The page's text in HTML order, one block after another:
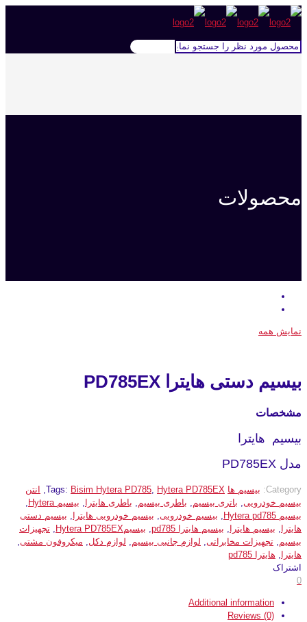
محصولات
نمایش همه
بیسیم دستی هایترا PD785EX
مشخصات
بیسیم هایترا
مدل PD785EX
Category: بیسیم ها Tags: Bisim Hytera PD785, Hytera PD785EX
,
انتن
بیسیم خودرویی, باتری بیسیم, باطری بیسیم, باطری هایترا , بیسیم Hytera
,
بیسیم Hytera pd785
, بیسیم خودرویی, بیسیم خودرویی هایترا , بیسیم دستی
هایترا , بیسیم هایترا , بیسیم هایترا pd785 , بیسیمHytera PD785EX , تجهیزات
بیسیم, تجهیزات مخابراتی, لوازم جانبی بیسیم, لوازم دکل, میکروفون مشتی,
هایترا , هایترا pd785
اشتراک
0
Additional information
Reviews (0)